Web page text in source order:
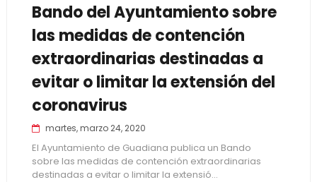
Bando del Ayuntamiento sobre
las medidas de contención
extraordinarias destinadas a
evitar o limitar la extensión del
coronavirus
martes, marzo 24, 2020
El Ayuntamiento de Guadiana publica un Bando
sobre las medidas de contención extraordinarias
destinadas a evitar o limitar la extensió...